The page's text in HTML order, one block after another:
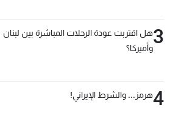
3هل اقتربت عودة الرحلات المباشرة بين لبنان
وأميركا؟
4هرمز... والشرط الإيراني!